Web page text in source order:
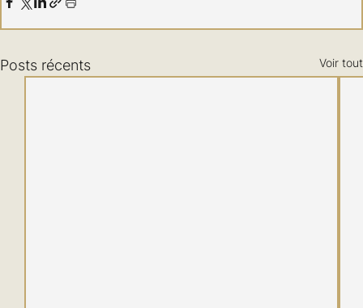
Posts récents Voir tout